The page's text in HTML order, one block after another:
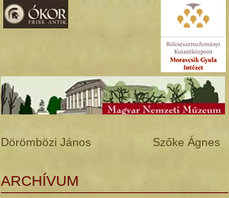
Dörömbözi János Szőke Ágnes
ARCHÍVUM